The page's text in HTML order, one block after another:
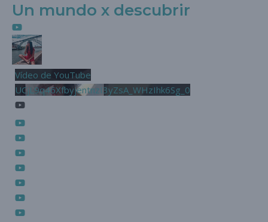
Un mundo x descubrir
Vídeo de YouTube
UCjL9q46XfbyjentnzI3yZsA_WHzIhk6Sg_0